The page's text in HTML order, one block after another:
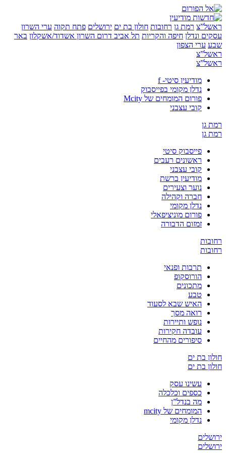
רמת גן רחובות חולון בת ים ירושלים פתח תקוה ערי השרון
ונדלן חיפה והקריות תל אביבדרום השרון אשדוד/אשקלון באר
ערי הצפון
מודיעין סיטי- f
נדלן מקומי בפייסבוק
פורום המומחים של Mcity
קובי עצבני
פייסבוק סיטי
ראשונים רעבים
קובי עצבני
מודיעין ברשת
נוער וצעירים
חברה וקהילה
נדלן מקומי
פורום מוניציפאלי
זמזום הדבורה
תרבות ופנאי
הורוסקופ
מתכונים
טבע
האיש שבא לסעוד
רואה מסך
נופש ותיירות
עובדה חקירות
סיפורים מהחיים
בת ים
בת ים
עשינו עסק
כספים וכלכלה
מה בנדל”ן
המומחים של mcity
נדלן מקומי